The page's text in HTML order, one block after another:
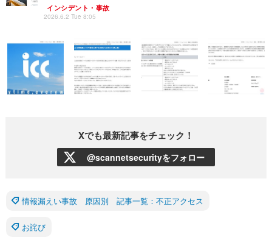
インシデント・事故
2026.6.2 Tue 8:05
Xでも最新記事をチェック！
@scannetsecurityをフォロー
情報漏えい事故 原因別 記事一覧：不正アクセス
お詫び